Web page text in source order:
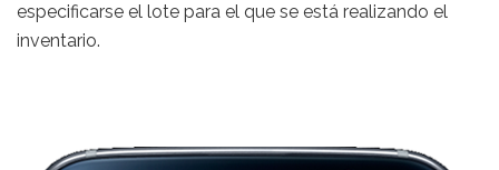
especificarse el lote para el que se está realizando el
inventario.